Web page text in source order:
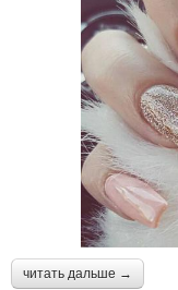
читать дальше →